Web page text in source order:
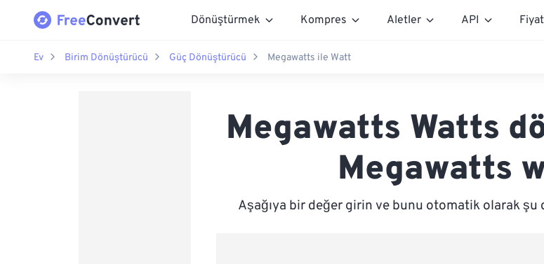
Dönüştürmek Kompres Aletler API
Ev Birim Dönüştürücü Güç Dönüştürücü Megawatts ile Watt
Megawatts Watts
Megawatts
Aşağıya bir değer girin ve bunu otomatik olarak